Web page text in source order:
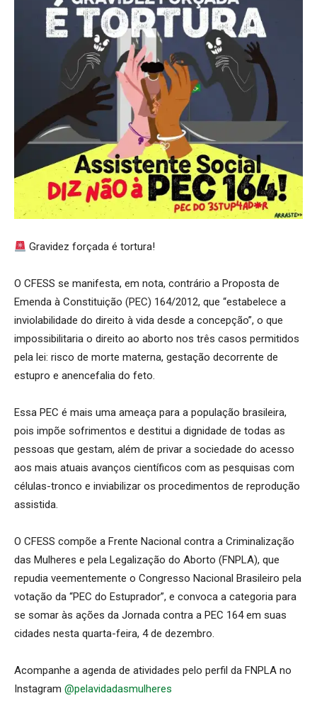
Gravidez forçada é tortura!
O CFESS se manifesta, em nota, contrário a Proposta de
Emenda à Constituição (PEC) 164/2012, que “estabelece a
inviolabilidade do direito à vida desde a concepção”, o que
impossibilitaria o direito ao aborto nos três casos permitidos
pela lei: risco de morte materna, gestação decorrente de
estupro e anencefalia do feto.
Essa PEC é mais uma ameaça para a população brasileira,
pois impõe sofrimentos e destitui a dignidade de todas as
pessoas que gestam, além de privar a sociedade do acesso
aos mais atuais avanços científicos com as pesquisas com
células-tronco e inviabilizar os procedimentos de reprodução
assistida.
O CFESS compõe a Frente Nacional contra a Criminalização
das Mulheres e pela Legalização do Aborto (FNPLA), que
repudia veementemente o Congresso Nacional Brasileiro pela
votação da “PEC do Estuprador”, e convoca a categoria para
se somar às ações da Jornada contra a PEC 164 em suas
cidades nesta quarta-feira, 4 de dezembro.
Acompanhe a agenda de atividades pelo perfil da FNPLA no
Instagram @pelavidadasmulheres